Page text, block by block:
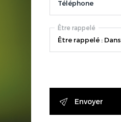
Téléphone
Être rappelé
Envoyer